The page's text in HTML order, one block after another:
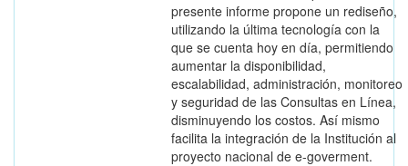
presente informe propone un rediseño,
utilizando la última tecnología con la
que se cuenta hoy en día, permitiendo
aumentar la disponibilidad,
escalabilidad, administración, monitoreo
y seguridad de las Consultas en Línea,
disminuyendo los costos. Así mismo
facilita la integración de la Institución al
proyecto nacional de e-goverment.